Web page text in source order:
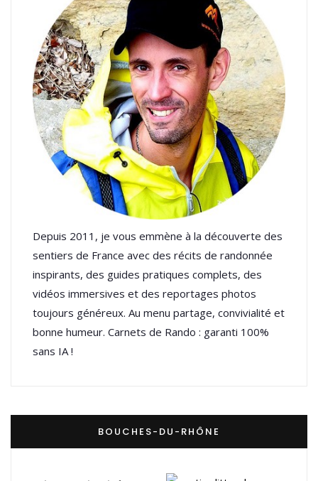
Depuis 2011, je vous emmène à la découverte des
sentiers de France avec des récits de randonnée
inspirants, des guides pratiques complets, des
vidéos immersives et des reportages photos
toujours généreux. Au menu partage, convivialité et
bonne humeur. Carnets de Rando : garanti 100%
sans IA !
BOUCHES-DU-RHÔNE